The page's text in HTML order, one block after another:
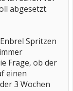
abgesetzt.
Spritzen
Frage, ob der
einen
3 Wochen